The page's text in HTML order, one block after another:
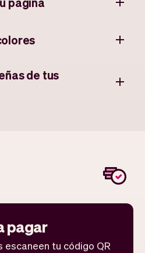
de tus
pagar
escaneen tu código QR